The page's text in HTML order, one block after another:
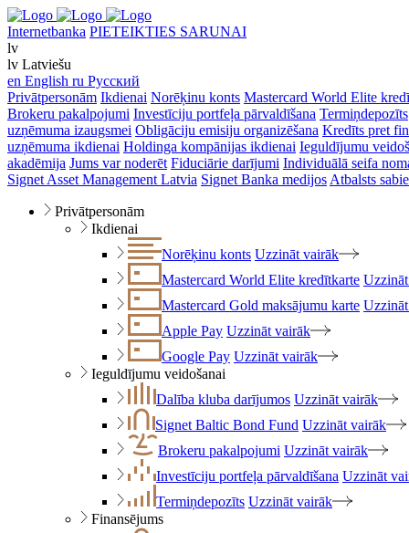
Internetbanka PIETEIKTIES SARUNAI
lv
lv Latviešu
en English ru Русский
Privātpersonām Ikdienai Norēķinu konts Mastercard World Elite
Brokeru pakalpojumi Investīciju portfeļa pārvaldīšana Termiņdepozīts
uzņēmuma izaugsmei Obligāciju emisiju organizēšana Kredīts pret
uzņēmuma ikdienai Holdinga kompānijas ikdienai Ieguldījumu
akadēmija Jums var noderēt Fiduciārie darījumi Individuālā seifa
Signet Asset Management Latvia Signet Banka medijos Atbalsts
Privātpersonām
Ikdienai
Norēķinu konts Uzzināt vairāk
Mastercard World Elite kredītkarte
Mastercard Gold maksājumu karte
Apple Pay Uzzināt vairāk
Google Pay Uzzināt vairāk
Ieguldījumu veidošanai
Dalība kluba darījumos Uzzināt vairāk
Signet Baltic Bond Fund Uzzināt vairāk
Brokeru pakalpojumi Uzzināt vairāk
Investīciju portfeļa pārvaldīšana Uzzināt
Termiņdepozīts Uzzināt vairāk
Finansējums